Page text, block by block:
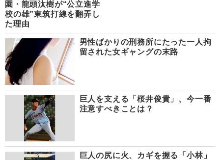
園・龍頭汰樹が“公立進学
校の雄”東筑打線を翻弄し
た理由
男性ばかりの刑務所にたった一人拘
留された女ギャングの末路
巨人を支える「桜井俊貴」、今一番
注意すべきことは？
巨人の尻に火、カギを握る「小林」